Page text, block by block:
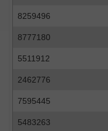
8259496
8777180
5511912
2462776
7595445
5483263